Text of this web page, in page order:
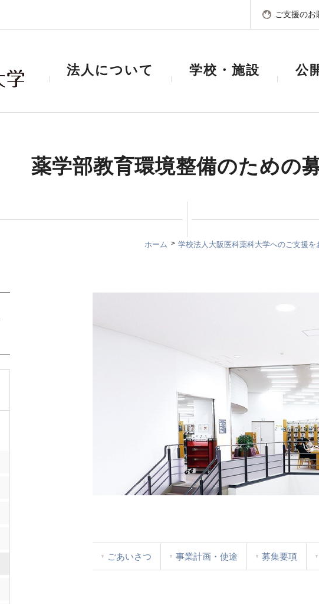
ご支援のお
法人について 学校・施設 公
薬学部教育環境整備のための
ホーム 学校法人大阪医科薬科大学へのご支援を
ごあいさつ 事業計画・使途 募集要項